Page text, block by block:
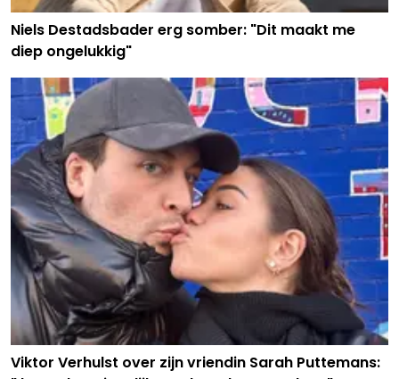
Niels Destadsbader erg somber: "Dit maakt me
diep ongelukkig"
Viktor Verhulst over zijn vriendin Sarah Puttemans: